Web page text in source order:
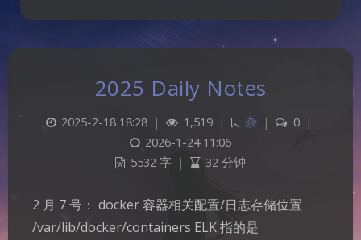
夜间模式
2025 Daily Notes
2025-2-18 18:28 | 1,519 | 杂 | 0 |
2026-1-24 11:06
5532 字 | 32 分钟
2 月 7 号： docker 容器相关配置/日志存储位置
/var/lib/docker/containers ELK 指的是